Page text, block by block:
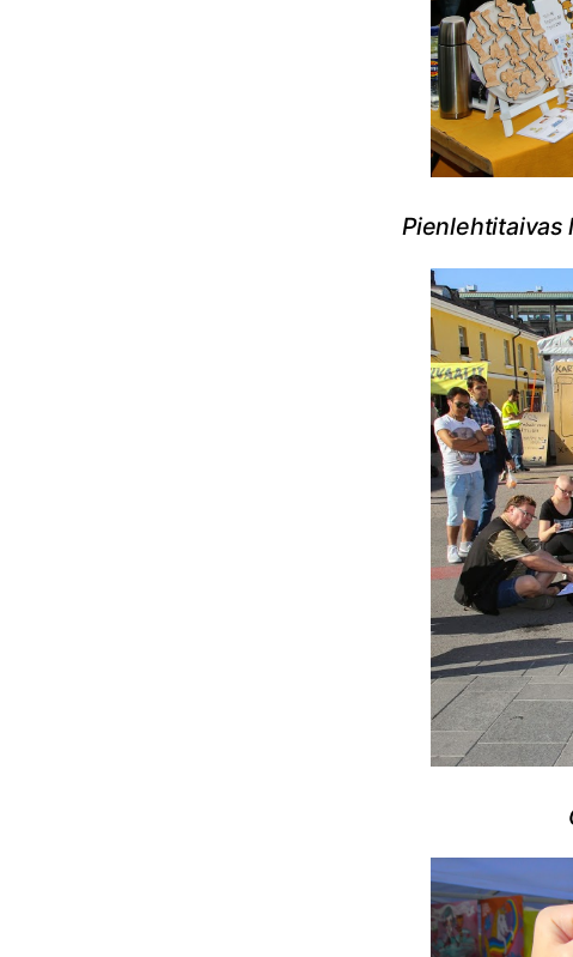
Pienlehtitaivas